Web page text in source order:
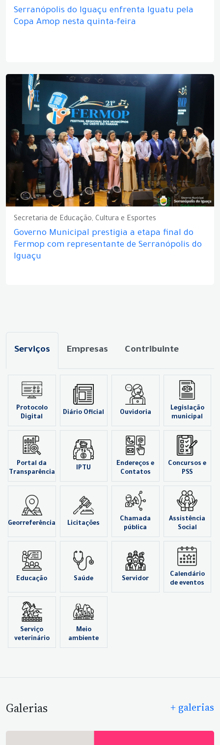
Serranópolis do Iguaçu enfrenta Iguatu pela
Copa Amop nesta quinta-feira
Secretaria de Educação, Cultura e Esportes
Governo Municipal prestigia a etapa final do
Fermop com representante de Serranópolis do
Iguaçu
Serviços Empresas Contribuinte
Protocolo
Digital
Diário Oficial Ouvidoria
Legislação
municipal
Portal da
Transparência
IPTU
Endereços e
Contatos
Concursos e
PSS
Georreferência Licitações
Chamada
pública
Assistência
Social
Educação Saúde Servidor
Calendário
de eventos
Serviço
veterinário
Meio
ambiente
Galerias + galerias